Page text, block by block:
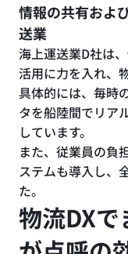
情報の共有およ
送業
海上運送業D社は
活用に力を入れ、
具体的には、毎時
タを船陸間でリア
しています。
また、従業員の負
ステムも導入し、
た。
物流DX